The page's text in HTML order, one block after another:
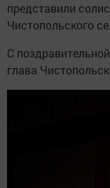
представили
Чистопольского
С
глава